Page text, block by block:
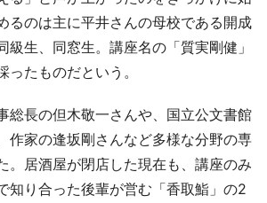
るのは主に平井さんの母校である開成
級生、同窓生。講座名の「質実剛健」
ったものだという。
総長の但木敬一さんや、国立公文書館
作家の逢坂剛さんなど多様な分野の専
。居酒屋が閉店した現在も、講座のみ
知り合った後輩が営む「香取鮨」の2